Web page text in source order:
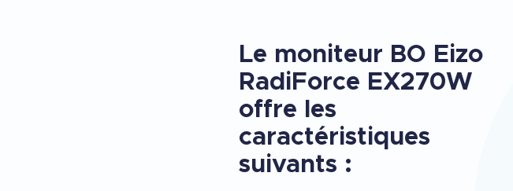
Le moniteur BO Eizo
RadiForce EX270W
offre les
caractéristiques
suivants :